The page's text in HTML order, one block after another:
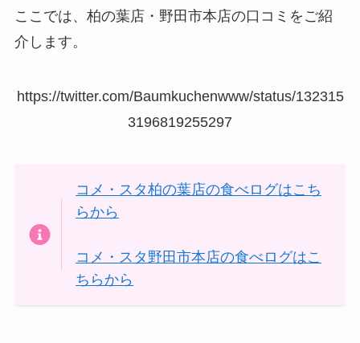
ここでは、柏の葉店・野田市本店の口コミをご紹
介します。
https://twitter.com/Baumkuchenwww/status/132315
3196819255297
コメ・スタ柏の葉店の食べログはこち
らから
コメ・スタ野田市本店の食べログはこ
ちらから